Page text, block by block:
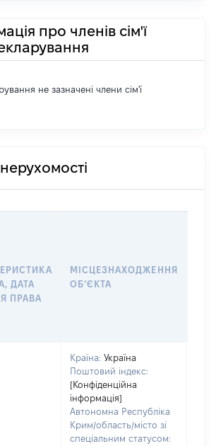
про членів сім'ї
не зазначені члени сім'ї
ДАТА
ПРАВА
МІСЦЕЗНАХОДЖЕННЯ
ОБʼЄКТА
Країна: Україна
Поштовий індекс:
[Конфіденційна
інформація]
Автономна Республіка
Крим/область/місто зі
спеціальним статусом: